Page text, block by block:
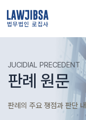
법무법인 로집사
JUCIDIAL PRECEDENT
판례 원문
판례의 주요 쟁점과 판단